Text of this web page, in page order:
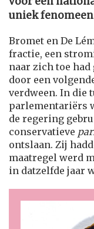
uniek
Bromet en De
fractie, een
naar zich toe
door een
verdween. In die
parlementariërs
de regering
conservatieve
ontslaan. Zij
maatregel werd
in datzelfde jaar